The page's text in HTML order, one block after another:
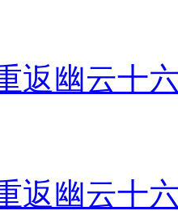
返幽云十
返幽云十